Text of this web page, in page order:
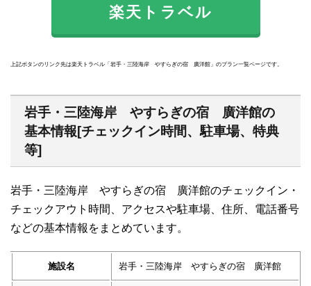
楽天トラベル
上記ボタンのリンク先は楽天トラベル「岩手・三陸海岸 やすらぎの宿 廣洋館」のプラン一覧ページです。
岩手・三陸海岸 やすらぎの宿 廣洋館の
基本情報[チェックイン時間、駐車場、特典
等]
岩手・三陸海岸 やすらぎの宿 廣洋館のチェックイン・
チェックアウト時間、アクセスや駐車場、住所、電話番号
などの基本情報をまとめています。
施設名 岩手・三陸海岸 やすらぎの宿 廣洋館